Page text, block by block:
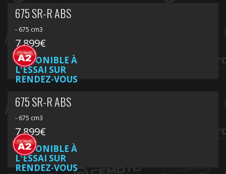
675 SR-R ABS
- 675 cm3
7 899€
DISPONIBLE À
L'ESSAI SUR
RENDEZ-VOUS
675 SR-R ABS
- 675 cm3
7 899€
DISPONIBLE À
L'ESSAI SUR
RENDEZ-VOUS